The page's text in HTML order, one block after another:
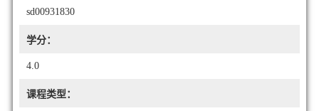
sd00931830
学分：
4.0
课程类型：